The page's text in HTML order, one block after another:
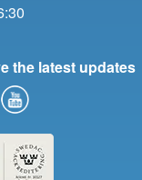
the latest updates